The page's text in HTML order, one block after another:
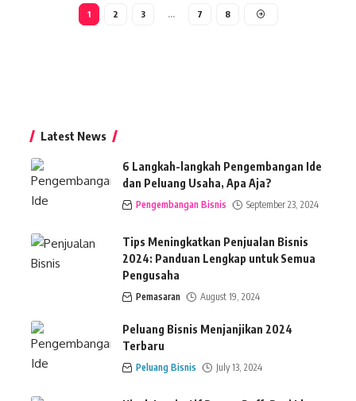
1 2 3 … 7 8
Latest News
6 Langkah-langkah Pengembangan Ide
dan Peluang Usaha, Apa Aja?
Pengembangan Bisnis September 23, 2024
Tips Meningkatkan Penjualan Bisnis
2024: Panduan Lengkap untuk Semua
Pengusaha
Pemasaran August 19, 2024
Peluang Bisnis Menjanjikan 2024
Terbaru
Peluang Bisnis July 13, 2024